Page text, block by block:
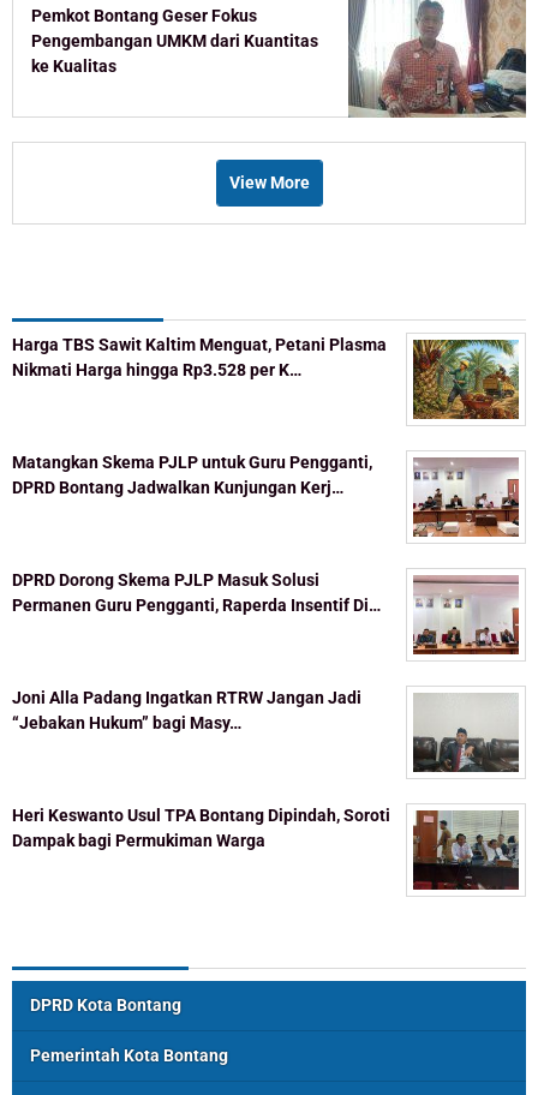
Pemkot Bontang Geser Fokus
Pengembangan UMKM dari Kuantitas
ke Kualitas
View More
Harga TBS Sawit Kaltim Menguat, Petani Plasma
Nikmati Harga hingga Rp3.528 per K…
Matangkan Skema PJLP untuk Guru Pengganti,
DPRD Bontang Jadwalkan Kunjungan Kerj…
DPRD Dorong Skema PJLP Masuk Solusi
Permanen Guru Pengganti, Raperda Insentif Di…
Joni Alla Padang Ingatkan RTRW Jangan Jadi
“Jebakan Hukum” bagi Masy…
Heri Keswanto Usul TPA Bontang Dipindah, Soroti
Dampak bagi Permukiman Warga
DPRD Kota Bontang
Pemerintah Kota Bontang